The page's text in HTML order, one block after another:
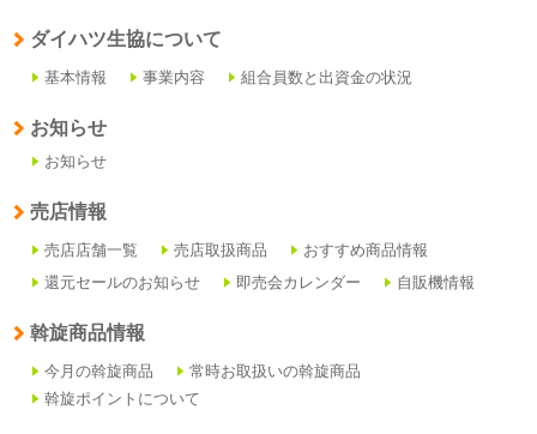
ダイハツ生協について
基本情報 事業内容 組合員数と出資金の状況
お知らせ
お知らせ
売店情報
売店店舗一覧 売店取扱商品
おすすめ商品情報
還元セールのお知らせ
即売会カレンダー 自販機情報
斡旋商品情報
今月の斡旋商品
常時お取扱いの斡旋商品
斡旋ポイントについて